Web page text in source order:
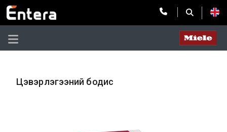
Цэвэрлэгээний бодис